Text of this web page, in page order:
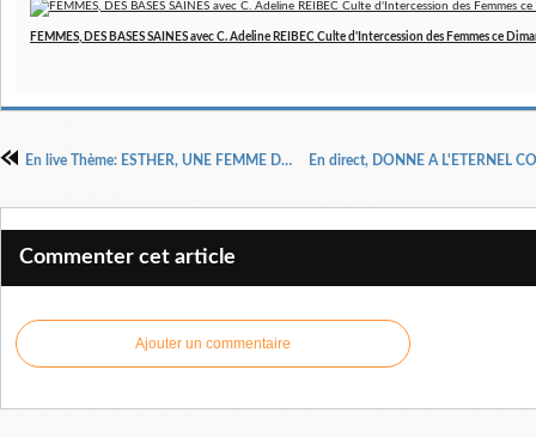
FEMMES, DES BASES SAINES avec C. Adeline REIBEC Culte d'Intercession des Femmes ce
En live Thème: ESTHER, UNE FEMME DE VALEUR SELON DIEU, ce dimanche 28 juin 2026 à 10H heure de Paris
Commenter cet article
Ajouter un commentaire